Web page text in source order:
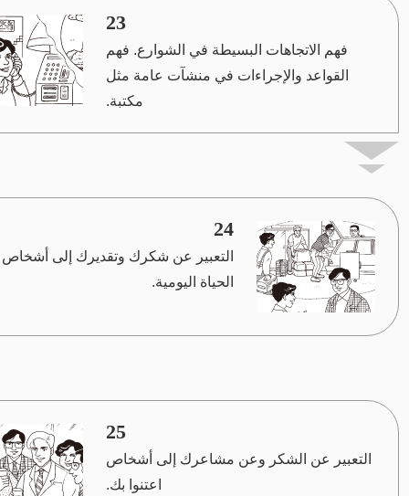
23
فهم الاتجاهات البسيطة في الشوارع. فهم
القواعد والإجراءات في منشآت عامة مثل
مكتبة.
24
التعبير عن شكرك وتقديرك إلى
الحياة اليومية.
25
التعبير عن الشكر وعن مشاعرك إلى أشخاص
اعتنوا بك.